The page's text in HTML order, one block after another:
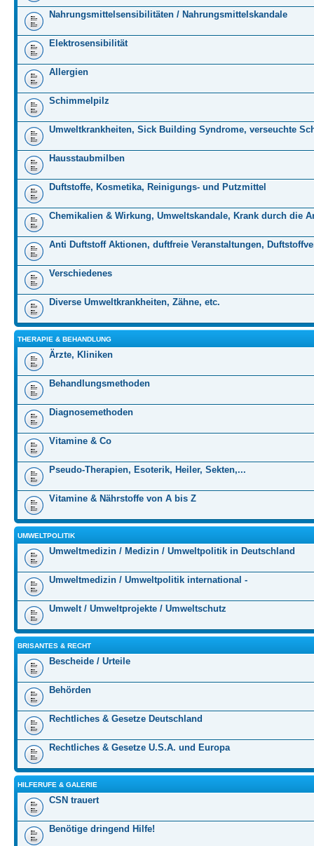
Nahrungsmittelsensibilitäten / Nahrungsmittelskandale
Elektrosensibilität
Allergien
Schimmelpilz
Umweltkrankheiten, Sick Building Syndrome, verseuchte
Hausstaubmilben
Duftstoffe, Kosmetika, Reinigungs- und Putzmittel
Chemikalien & Wirkung, Umweltskandale, Krank durch die
Anti Duftstoff Aktionen, duftfreie Veranstaltungen,
Verschiedenes
Diverse Umweltkrankheiten, Zähne, etc.
THERAPIE & BEHANDLUNG
Ärzte, Kliniken
Behandlungsmethoden
Diagnosemethoden
Vitamine & Co
Pseudo-Therapien, Esoterik, Heiler, Sekten,...
Vitamine & Nährstoffe von A bis Z
UMWELTPOLITIK
Umweltmedizin / Medizin / Umweltpolitik in Deutschland
Umweltmedizin / Umweltpolitik international -
Umwelt / Umweltprojekte / Umweltschutz
BRISANTES & RECHT
Bescheide / Urteile
Behörden
Rechtliches & Gesetze Deutschland
Rechtliches & Gesetze U.S.A. und Europa
HILFERUFE & GALERIE
CSN trauert
Benötige dringend Hilfe!